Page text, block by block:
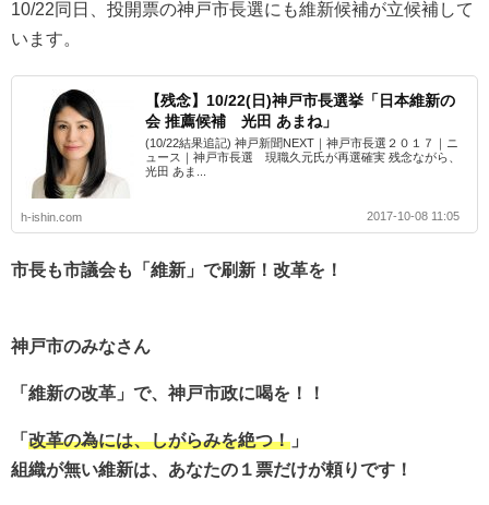
10/22同日、投開票の神戸市長選にも維新候補が立候補して
います。
【残念】10/22(日)神戸市長選挙「日本維新の
会 推薦候補 光田 あまね」
(10/22結果追記) 神戸新聞NEXT｜神戸市長選２０１７｜ニ
ュース｜神戸市長選 現職久元氏が再選確実 残念ながら、
光田 あま...
h-ishin.com 2017-10-08 11:05
市長も市議会も「維新」で刷新！改革を！
神戸市のみなさん
「維新の改革」で、神戸市政に喝を！！
「 改革の為には、しがらみを絶つ！ 」
組織が無い維新は、あなたの１票だけが頼りです！